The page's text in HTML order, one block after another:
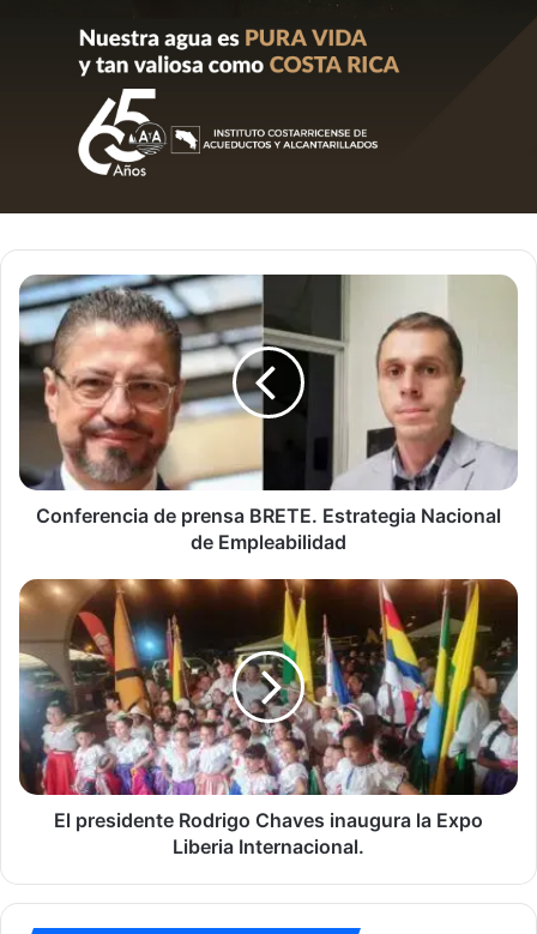
Conferencia
de
prensa
BRETE.
Estrategia
Nacional
Empleabilidad
Conferencia de prensa BRETE. Estrategia Nacional
de Empleabilidad
El
presidente
Rodrigo
Chaves
inaugura
la
Expo
Liberia
Internacional.
El presidente Rodrigo Chaves inaugura la Expo
Liberia Internacional.